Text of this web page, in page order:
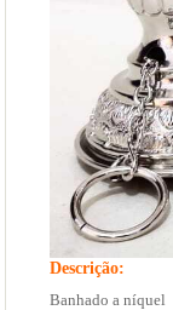
Descrição:
Banhado a níquel